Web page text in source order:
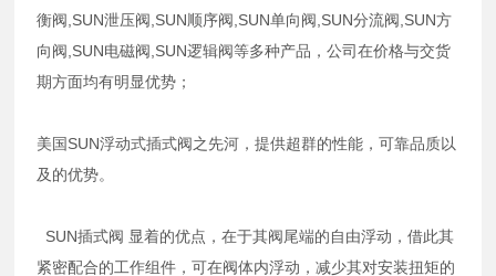
衡阀,SUN泄压阀,SUN顺序阀,SUN单向阀,SUN分流阀,SUN方
向阀,SUN电磁阀,SUN逻辑阀等多种产品，公司在价格与交货
期方面均有明显优势；
美国SUN浮动式插式阀之先河，提供超群的性能，可靠品质以
及的优势。
SUN插式阀 显着的优点，在于其阀尾端的自由浮动，借此其
紧密配合的工作组件，可在阀体内浮动，减少其对安装扭矩的